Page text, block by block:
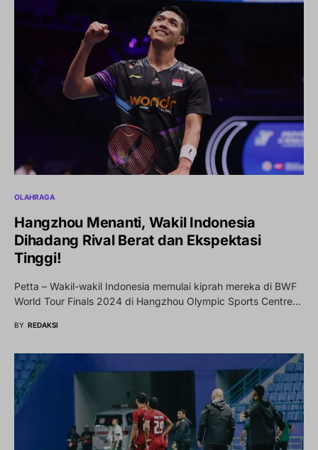
OLAHRAGA
Hangzhou Menanti, Wakil Indonesia
Dihadang Rival Berat dan Ekspektasi
Tinggi!
Petta – Wakil-wakil Indonesia memulai kiprah mereka di BWF
World Tour Finals 2024 di Hangzhou Olympic Sports Centre…
BY REDAKSI